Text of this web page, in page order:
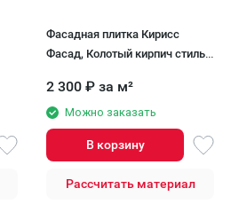
Фасадная плитка Кирисс
Фасад, Колотый кирпич стиль
2 300 ₽ за м²
Можно заказать
В корзину
Рассчитать материал